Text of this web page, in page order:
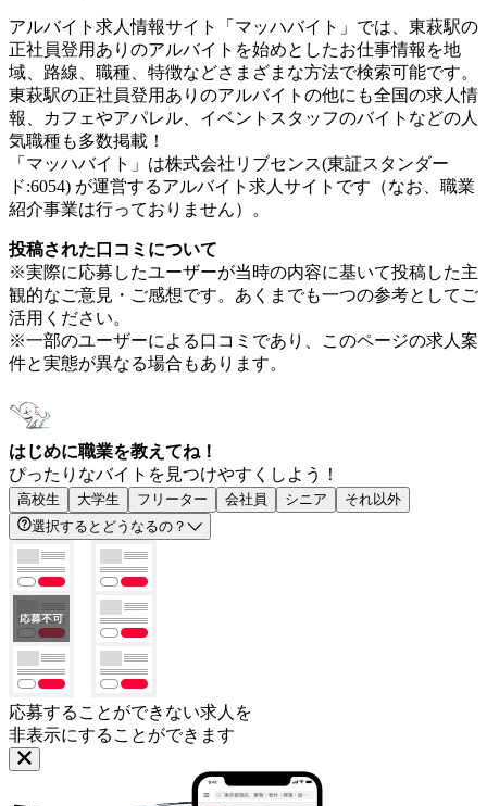
アルバイト求人情報サイト「マッハバイト」では、東萩駅の
正社員登用ありのアルバイトを始めとしたお仕事情報を地
域、路線、職種、特徴などさまざまな方法で検索可能です。
東萩駅の正社員登用ありのアルバイトの他にも全国の求人情
報、カフェやアパレル、イベントスタッフのバイトなどの人
気職種も多数掲載！
「マッハバイト」は株式会社リブセンス(東証スタンダー
ド:6054) が運営するアルバイト求人サイトです（なお、職業
紹介事業は行っておりません）。
投稿された口コミについて
※実際に応募したユーザーが当時の内容に基いて投稿した主
観的なご意見・ご感想です。あくまでも一つの参考としてご
活用ください。
※一部のユーザーによる口コミであり、このページの求人案
件と実態が異なる場合もあります。
はじめに職業を教えてね！
ぴったりなバイトを見つけやすくしよう！
高校生 大学生 フリーター 会社員 シニア
それ以外
選択するとどうなるの？
応募することができない求人を
非表示にすることができます